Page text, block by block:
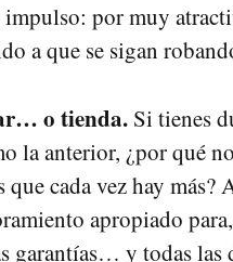
por muy
a que se sigan
o tienda. Si tienes
la anterior, ¿por qué
que cada vez hay
apropiado
garantías… y todas las